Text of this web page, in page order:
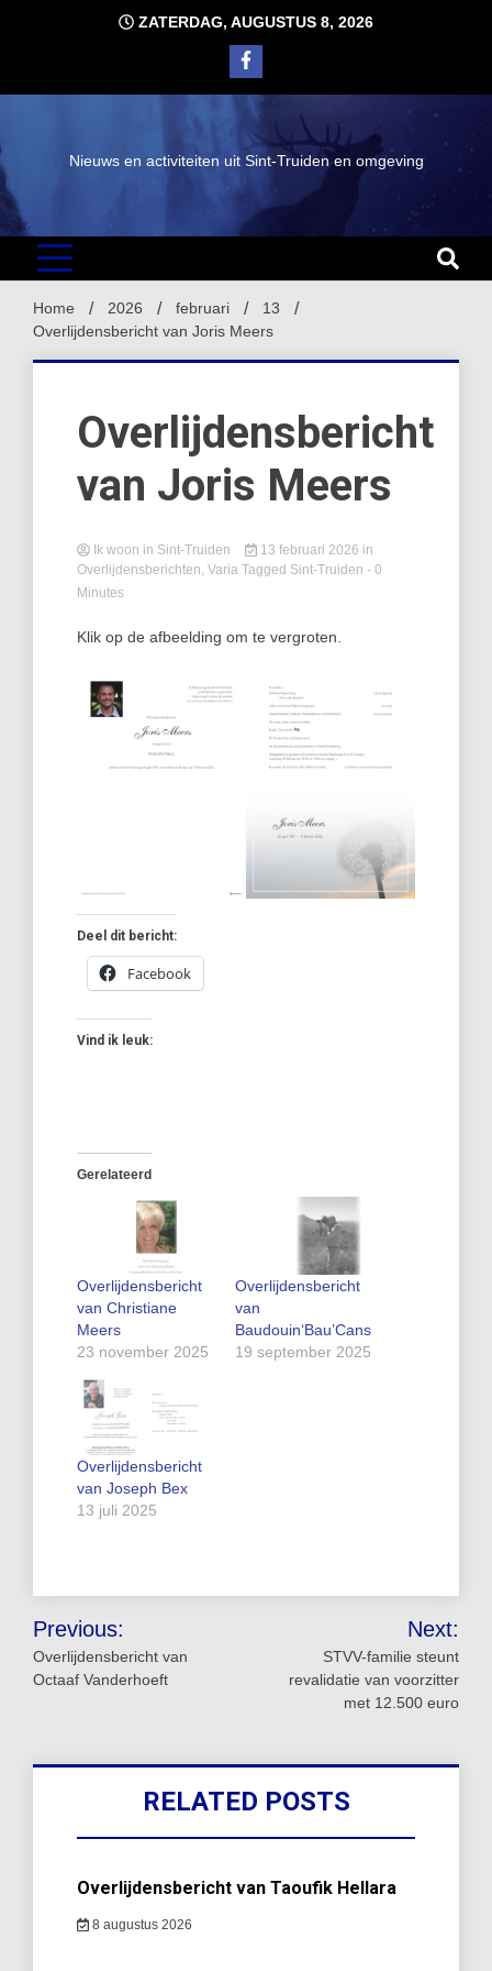
ZATERDAG, AUGUSTUS 8, 2026
Nieuws en activiteiten uit Sint-Truiden en omgeving
Home 2026 februari
13
Overlijdensbericht van Joris Meers
Overlijdensbericht
van Joris Meers
Ik woon in Sint-Truiden 13 februari 2026 in
Overlijdensberichten, Varia Tagged Sint-Truiden - 0
Minutes
Klik op de afbeelding om te vergroten.
Deel dit bericht:
Facebook
Vind ik leuk:
Gerelateerd
Overlijdensbericht
van Christiane
Meers
23 november 2025
Overlijdensbericht
van
Baudouin‘Bau’Cans
19 september 2025
Overlijdensbericht
van Joseph Bex
13 juli 2025
Bericht
navigatie
Previous:
Overlijdensbericht van
Octaaf Vanderhoeft
Next:
STVV-familie steunt
revalidatie van voorzitter
met 12.500 euro
RELATED POSTS
Overlijdensbericht van Taoufik Hellara
8 augustus 2026